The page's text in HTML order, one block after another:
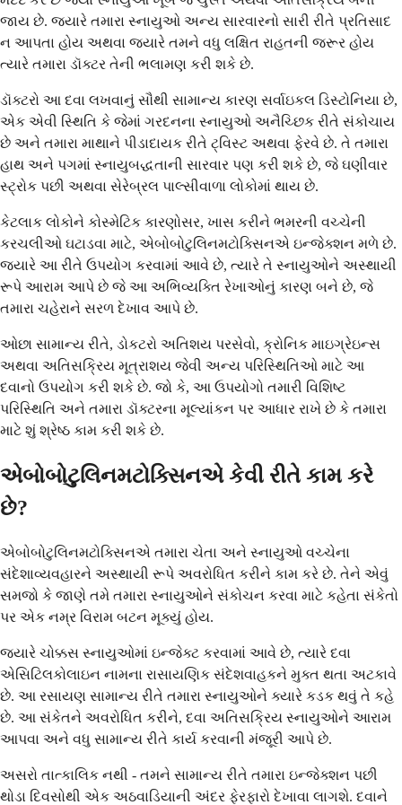
જાય છે. જ્યારે તમારા સ્નાયુઓ અન્ય સારવારનો સારી રીતે પ્રતિસાદ
ન આપતા હોય અથવા જ્યારે તમને વધુ લક્ષિત રાહતની જરૂર હોય
ત્યારે તમારા ડૉક્ટર તેની ભલામણ કરી શકે છે.
ડૉક્ટરો આ દવા લખવાનું સૌથી સામાન્ય કારણ સર્વાઇકલ ડિસ્ટોનિયા છે,
એક એવી સ્થિતિ કે જેમાં ગરદનના સ્નાયુઓ અનૈચ્છિક રીતે સંકોચાય
છે અને તમારા માથાને પીડાદાયક રીતે ટ્વિસ્ટ અથવા ફેરવે છે. તે તમારા
હાથ અને પગમાં સ્નાયુબદ્ધતાની સારવાર પણ કરી શકે છે, જે ઘણીવાર
સ્ટ્રોક પછી અથવા સેરેબ્રલ પાલ્સીવાળા લોકોમાં થાય છે.
કેટલાક લોકોને કોસ્મેટિક કારણોસર, ખાસ કરીને ભમરની વચ્ચેની
કરચલીઓ ઘટાડવા માટે, એબોબોટુલિનમટોક્સિનએ ઇન્જેક્શન મળે છે.
જ્યારે આ રીતે ઉપયોગ કરવામાં આવે છે, ત્યારે તે સ્નાયુઓને અસ્થાયી
રૂપે આરામ આપે છે જે આ અભિવ્યક્તિ રેખાઓનું કારણ બને છે, જે
તમારા ચહેરાને સરળ દેખાવ આપે છે.
ઓછા સામાન્ય રીતે, ડોકટરો અતિશય પરસેવો, ક્રોનિક માઇગ્રેઇન્સ
અથવા અતિસક્રિય મૂત્રાશય જેવી અન્ય પરિસ્થિતિઓ માટે આ
દવાનો ઉપયોગ કરી શકે છે. જો કે, આ ઉપયોગો તમારી વિશિષ્ટ
પરિસ્થિતિ અને તમારા ડૉક્ટરના મૂલ્યાંકન પર આધાર રાખે છે કે તમારા
માટે શું શ્રેષ્ઠ કામ કરી શકે છે.
એબોબોટુલિનમટોક્સિનએ કેવી રીતે કામ કરે
છે?
એબોબોટુલિનમટોક્સિનએ તમારા ચેતા અને સ્નાયુઓ વચ્ચેના
સંદેશાવ્યવહારને અસ્થાયી રૂપે અવરોધિત કરીને કામ કરે છે. તેને એવું
સમજો કે જાણે તમે તમારા સ્નાયુઓને સંકોચન કરવા માટે કહેતા સંકેતો
પર એક નમ્ર વિરામ બટન મૂક્યું હોય.
જ્યારે ચોક્કસ સ્નાયુઓમાં ઇન્જેક્ટ કરવામાં આવે છે, ત્યારે દવા
એસિટિલકોલાઇન નામના રાસાયણિક સંદેશવાહકને મુક્ત થતા અટકાવે
છે. આ રસાયણ સામાન્ય રીતે તમારા સ્નાયુઓને ક્યારે કડક થવું તે કહે
છે. આ સંકેતને અવરોધિત કરીને, દવા અતિસક્રિય સ્નાયુઓને આરામ
આપવા અને વધુ સામાન્ય રીતે કાર્ય કરવાની મંજૂરી આપે છે.
અસરો તાત્કાલિક નથી - તમને સામાન્ય રીતે તમારા ઇન્જેક્શન પછી
થોડા દિવસોથી એક અઠવાડિયાની અંદર ફેરફારો દેખાવા લાગશે. દવાને